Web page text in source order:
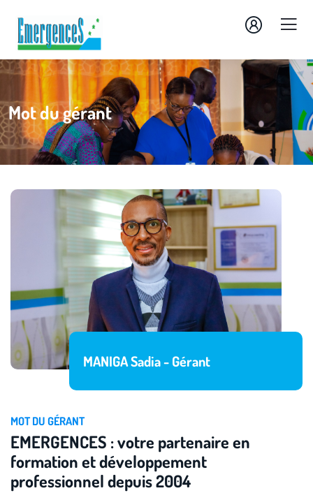
Mot du gérant
MANIGA Sadia - Gérant
MOT DU GÉRANT
EMERGENCES : votre partenaire en
formation et développement
professionnel depuis 2004